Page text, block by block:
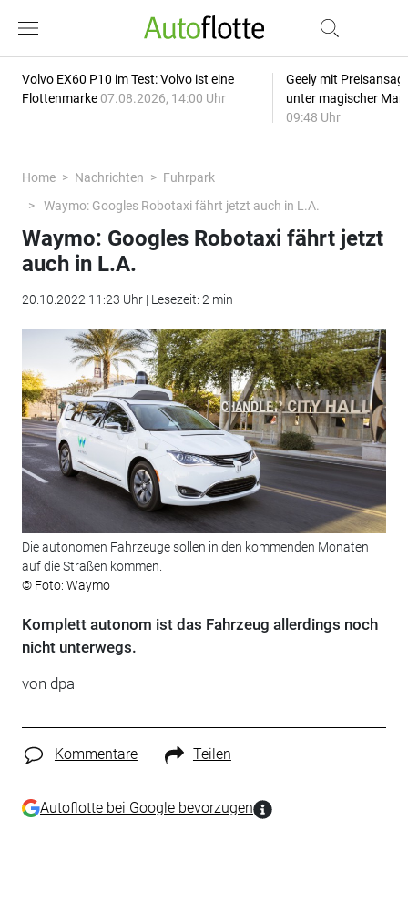
Volvo EX60 P10 im Test: Volvo ist eine
Flottenmarke 07.08.2026, 14:00 Uhr
Geely mit
unter magischer
09:48 Uhr
Home Nachrichten
Fuhrpark
Waymo: Googles Robotaxi fährt jetzt auch in L.A.
Waymo: Googles Robotaxi fährt jetzt
auch in L.A.
20.10.2022 11:23 Uhr | Lesezeit: 2 min
Die autonomen Fahrzeuge sollen in den kommenden Monaten
auf die Straßen kommen.
© Foto: Waymo
Komplett autonom ist das Fahrzeug allerdings noch
nicht unterwegs.
von dpa
Kommentare Teilen
Autoflotte bei Google bevorzugen